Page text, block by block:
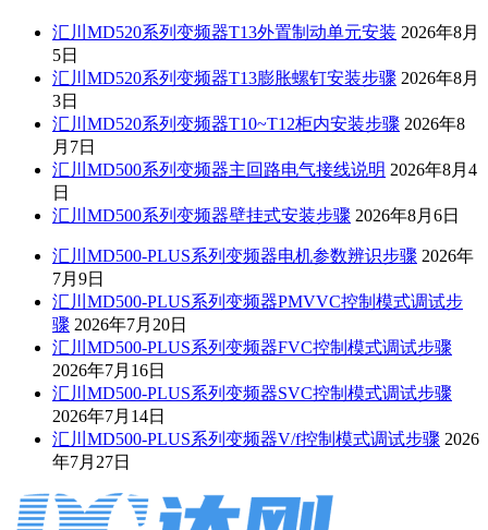
汇川MD520系列变频器T13外置制动单元安装 2026年8月
5日
汇川MD520系列变频器T13膨胀螺钉安装步骤 2026年8月
3日
汇川MD520系列变频器T10~T12柜内安装步骤 2026年8
月7日
汇川MD500系列变频器主回路电气接线说明 2026年8月4
日
汇川MD500系列变频器壁挂式安装步骤 2026年8月6日
汇川MD500-PLUS系列变频器电机参数辨识步骤 2026年
7月9日
汇川MD500-PLUS系列变频器PMVVC控制模式调试步
骤 2026年7月20日
汇川MD500-PLUS系列变频器FVC控制模式调试步骤
2026年7月16日
汇川MD500-PLUS系列变频器SVC控制模式调试步骤
2026年7月14日
汇川MD500-PLUS系列变频器V/f控制模式调试步骤 2026
年7月27日